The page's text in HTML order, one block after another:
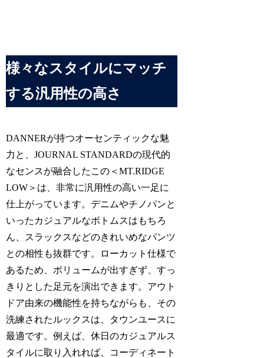
様々なスタイルにマッチ
する汎用性の高さ
DANNERが持つオーセンティックな魅
力と、JOURNAL STANDARDの現代的
なセンスが融合したこの＜MT.RIDGE
LOW＞は、非常に汎用性の高い一足に
仕上がっています。デニムやチノパンと
いったカジュアルなボトムスはもちろ
ん、スラックスなどのきれいめなパンツ
との相性も抜群です。ローカット仕様で
あるため、ボリュームが出すぎず、すっ
きりとした足元を演出できます。アウト
ドア由来の機能性を持ちながらも、その
洗練されたルックスは、タウンユースに
最適です。例えば、休日のカジュアルス
タイルに取り入れれば、コーディネート